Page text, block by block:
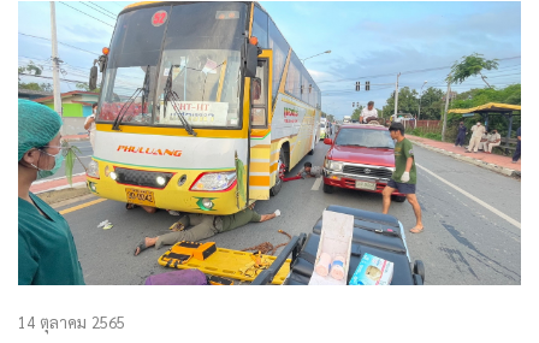
ก่อนจะเดินทางไปตรวจสอบที่เกิดเหตุ
14 ตุลาคม 2565